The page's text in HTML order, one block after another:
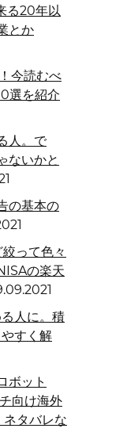
る20年以
とか
今読むべ
選を紹介
人。で
ないかと
の基本の
って色々
の楽天
人に。積
すく解
ボット
向け海外
タバレな